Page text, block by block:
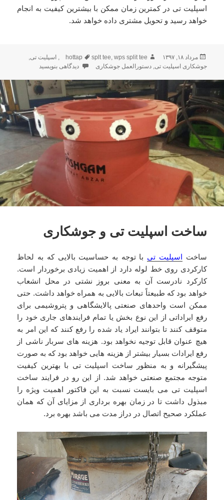
اسپلیت تی در کمترین زمان ممکن با بیشترین کیفیت به انجام
خواهد رسید و تحویل مشتری داده خواهد شد.
ارسال
شده
مرداد ۱۸, ۱۳۹۷ نویسنده hottap
برچسب‌هاsplt tee, wps split tee
, اسپلیت تی,
جوشکاری اسپلیت تی,دستورالعمل جوشکاری برای اسپلیت تی و WPS
دیدگاهی بنویسید
ساخت اسپلیت تی و جوشکاری
ساخت اسپلیت تی با توجه به حساسیت بالایی که به لحاظ
کارکردی روی خط لوله دارد از اهمیت زیادی برخوردار است.
کارکرد نادرست آن به معنی بروز نشتی در محل انشعاب
خواهد بود که طبیعتاً تبعات بالایی به همراه خواهد داشت. حتی
ممکن است واحدهای صنعتی پالایشگاهی و پتروشیمی برای
رفع ایراداتی از این نوع بخش یا تمام فرایندهای جاری خود را
متوقف کنند تا بتوانند ایراد یاد شده را رفع کنند که این امر به
هیچ عنوان قابل توجیه نخواهد بود. هزینه های سربار ناشی از
رفع ایرادات بسیار بیشتر از هزینه هایی خواهد بود که به صورت
پیشگیرانه و به منظور ساخت اسپلیت تی با بهترین کیفیت
متوجه مجتمع صنعتی خواهد شد. از این رو در فرایند ساخت
اسپلیت تی می بایست نسبت به این فاکتور اهمیت ویژه را
مبذول داشت تا در زمان بهره برداری از مزایای آن که همان
عملکرد صحیح اتصال در دراز مدت می باشد بهره برد.